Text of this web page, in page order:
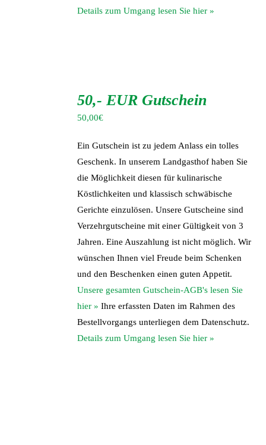
Details zum Umgang lesen Sie hier »
50,- EUR Gutschein
50,00€
Ein Gutschein ist zu jedem Anlass ein tolles
Geschenk. In unserem Landgasthof haben Sie
die Möglichkeit diesen für kulinarische
Köstlichkeiten und klassisch schwäbische
Gerichte einzulösen. Unsere Gutscheine sind
Verzehrgutscheine mit einer Gültigkeit von 3
Jahren. Eine Auszahlung ist nicht möglich. Wir
wünschen Ihnen viel Freude beim Schenken
und den Beschenken einen guten Appetit.
Unsere gesamten Gutschein-AGB's lesen Sie
hier » Ihre erfassten Daten im Rahmen des
Bestellvorgangs unterliegen dem Datenschutz.
Details zum Umgang lesen Sie hier »